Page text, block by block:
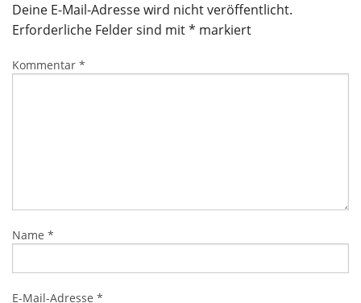
Deine E-Mail-Adresse wird nicht veröffentlicht.
Erforderliche Felder sind mit* markiert
Kommentar *
Name *
E-Mail-Adresse *